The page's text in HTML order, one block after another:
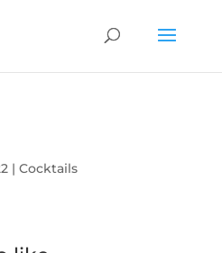
| Cocktails